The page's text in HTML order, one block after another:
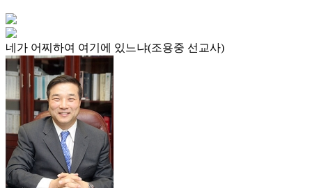
네가 어찌하여 여기에 있느냐(조용중 선교사)